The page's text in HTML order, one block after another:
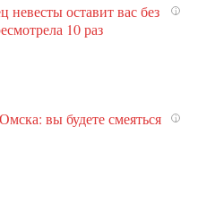
i
невесты оставит вас без
10 раз
i
вы будете смеяться